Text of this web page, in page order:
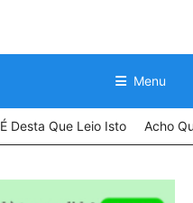
Menu
É Desta Que Leio Isto Acho